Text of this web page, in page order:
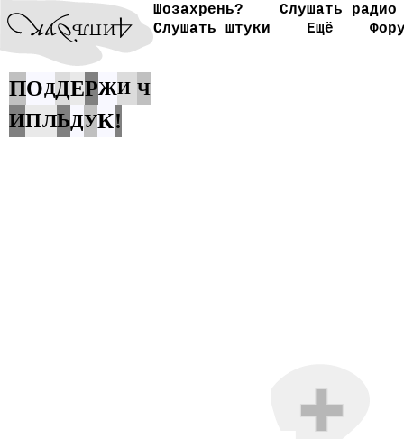
Шозахрень?
Слушать радио
Слушать штуки
Ещё
ПОДДЕРЖИ Ч
ИПЛЬДУК!